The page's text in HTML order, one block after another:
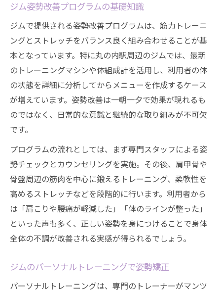
ジム姿勢改善プログラムの基礎知識
ジムで提供される姿勢改善プログラムは、筋力トレーニ
ングとストレッチをバランス良く組み合わせることが基
本となっています。特に丸の内駅周辺のジムでは、最新
のトレーニングマシンや体組成計を活用し、利用者の体
の状態を詳細に分析してからメニューを作成するケース
が増えています。姿勢改善は一朝一夕で効果が現れるも
のではなく、日常的な意識と継続的な取り組みが不可欠
です。
プログラムの流れとしては、まず専門スタッフによる姿
勢チェックとカウンセリングを実施。その後、肩甲骨や
骨盤周辺の筋肉を中心に鍛えるトレーニング、柔軟性を
高めるストレッチなどを段階的に行います。利用者から
は「肩こりや腰痛が軽減した」「体のラインが整った」
といった声も多く、正しい姿勢を身につけることで身体
全体の不調が改善される実感が得られるでしょう。
ジムのパーソナルトレーニングで姿勢矯正
パーソナルトレーニングは、専門のトレーナーがマンツ